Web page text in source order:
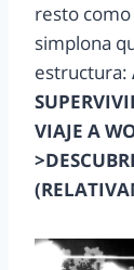
resto
simplona
estructura:
VIAJE A